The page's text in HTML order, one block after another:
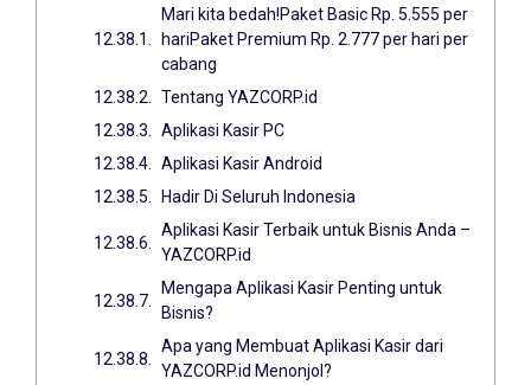
Mari kita bedah!Paket Basic Rp. 5.555 per
hariPaket Premium Rp. 2.777 per hari per
cabang
Tentang YAZCORP.id
Aplikasi Kasir PC
Aplikasi Kasir Android
Hadir Di Seluruh Indonesia
Aplikasi Kasir Terbaik untuk Bisnis Anda –
YAZCORP.id
Mengapa Aplikasi Kasir Penting untuk
Bisnis?
Apa yang Membuat Aplikasi Kasir dari
YAZCORP.id Menonjol?